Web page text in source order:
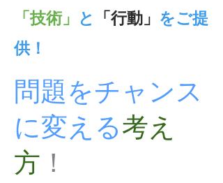
「技術」 と 「行動」 をご提
供！
問題をチャンス
に変える考え
方 ！